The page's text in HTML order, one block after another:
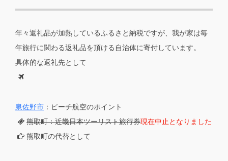
年々返礼品が加熱しているふるさと納税ですが、我が家は毎
年旅行に関わる返礼品を頂ける自治体に寄付しています。
具体的な返礼先として
泉佐野市 ：ピーチ航空のポイント
熊取町：近畿日本ツーリスト旅行券現在中止となりました
熊取町の代替として